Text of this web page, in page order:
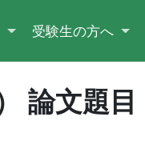
受験生の方へ
論文題目